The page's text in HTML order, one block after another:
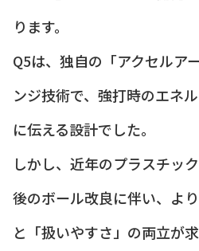
ります。
Q5は、独自の「アクセルア
ンジ技術で、強打時のエネ
に伝える設計でした。
しかし、近年のプラスチッ
後のボール改良に伴い、よ
と「扱いやすさ」の両立が